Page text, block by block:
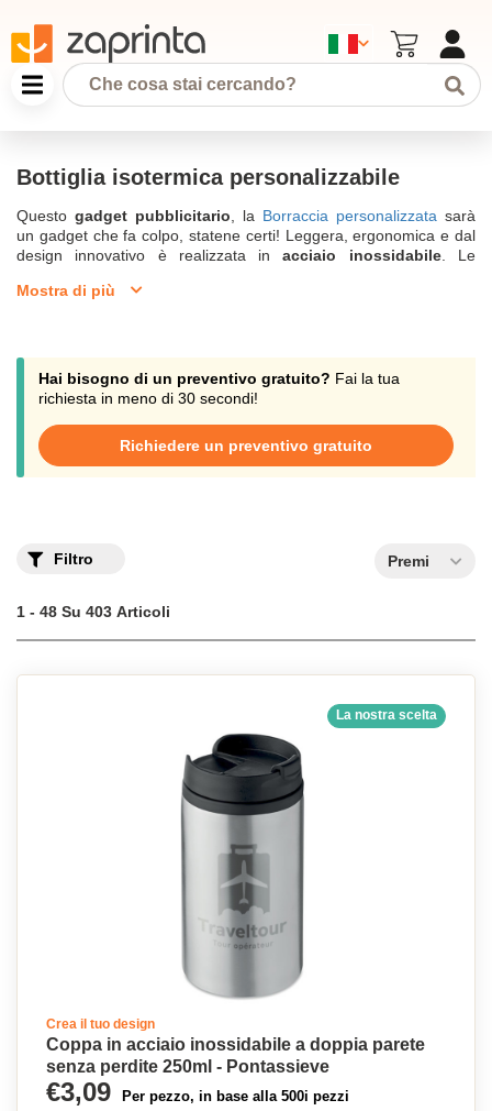
Bottiglia isotermica personalizzabile
Questo gadget pubblicitario , la Borraccia personalizzata sarà
un gadget che fa colpo, statene certi! Leggera, ergonomica e dal
design innovativo è realizzata inacciaio inossidabile. Le
bevande freddeo
il vostro
Mantenete le vostre bevande calde o fredde con la bottiglia
Mostra di più
Hai bisogno di un preventivo gratuito? Fai la tua
richiesta in meno di 30 secondi!
Richiedere un preventivo gratuito
Filtro Premi
1 - 48 Su 403 Articoli
La nostra scelta
Crea il tuo design
Coppa in acciaio inossidabile a doppia parete
senza perdite 250ml - Pontassieve
€3,09 Per pezzo, in base alla 500i pezzi